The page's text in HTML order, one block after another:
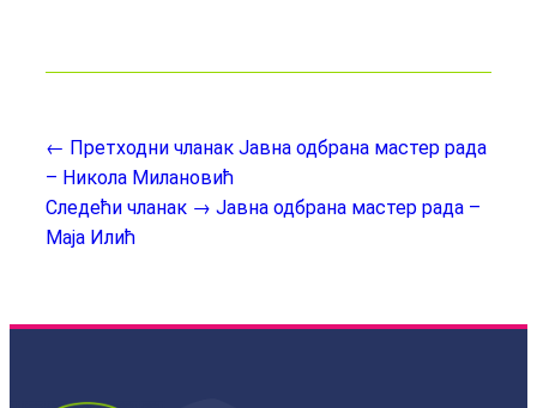
← Претходни чланак Јавна одбрана мастер рада
– Никола Милановић
Следећи чланак → Јавна одбрана мастер рада –
Маја Илић